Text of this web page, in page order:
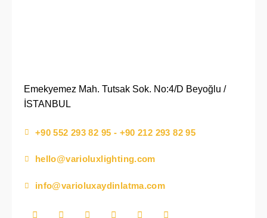
Emekyemez Mah. Tutsak Sok. No:4/D Beyoğlu /
İSTANBUL
+90 552 293 82 95 - +90 212 293 82 95
hello@varioluxlighting.com
info@varioluxaydinlatma.com